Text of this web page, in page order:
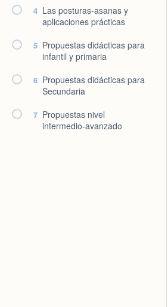
4 Las posturas-asanas y
aplicaciones prácticas
5 Propuestas didácticas para
infantil y primaria
6 Propuestas didácticas para
Secundaria
7 Propuestas nivel
intermedio-avanzado